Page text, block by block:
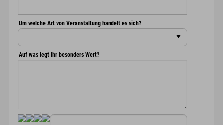
Um welche Art von Veranstaltung handelt es sich?
Auf was legt Ihr besonders Wert?